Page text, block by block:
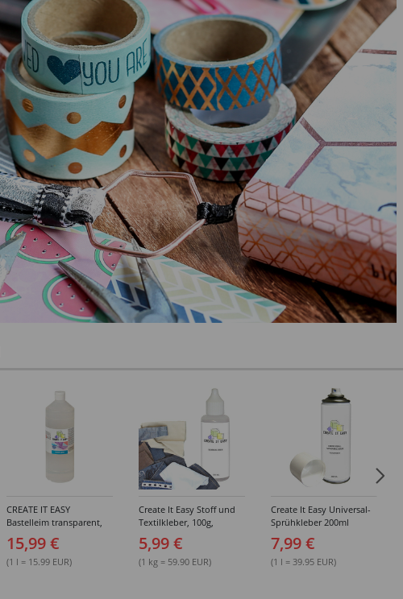
CREATE IT EASY
Bastelleim transparent,
ohne Lösungsmittel,
1000 ml
15,99 €
(1 l = 15.99 EUR)
Create It Easy Stoff und
Textilkleber, 100g,
Kunststoffflasche mit
Maldüse
5,99 €
(1 kg = 59.90 EUR)
Create It Easy Universal-
Sprühkleber 200ml
(permanent)
7,99 €
(1 l = 39.95 EUR)